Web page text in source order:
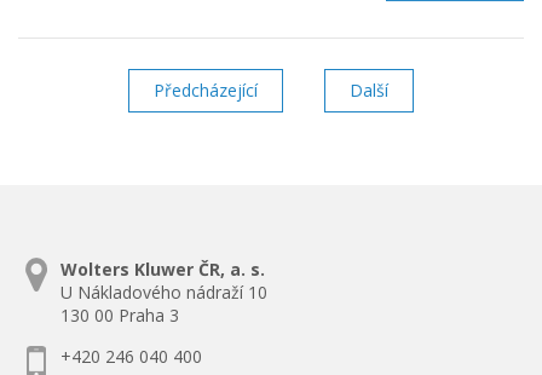
Předcházejícístránka Dalšístránka
Wolters Kluwer ČR, a. s.
U Nákladového nádraží 10
130 00 Praha 3
+420 246 040 400